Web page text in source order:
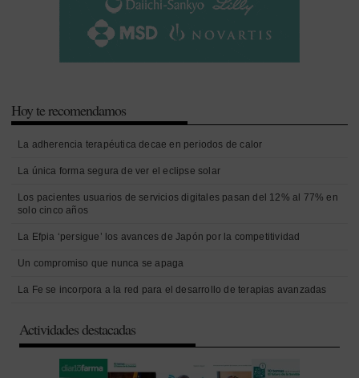
Hoy te recomendamos
La adherencia terapéutica decae en periodos de calor
La única forma segura de ver el eclipse solar
Los pacientes usuarios de servicios digitales pasan del 12% al 77% en
solo cinco años
La Efpia ‘persigue’ los avances de Japón por la competitividad
Un compromiso que nunca se apaga
La Fe se incorpora a la red para el desarrollo de terapias avanzadas
Actividades destacadas